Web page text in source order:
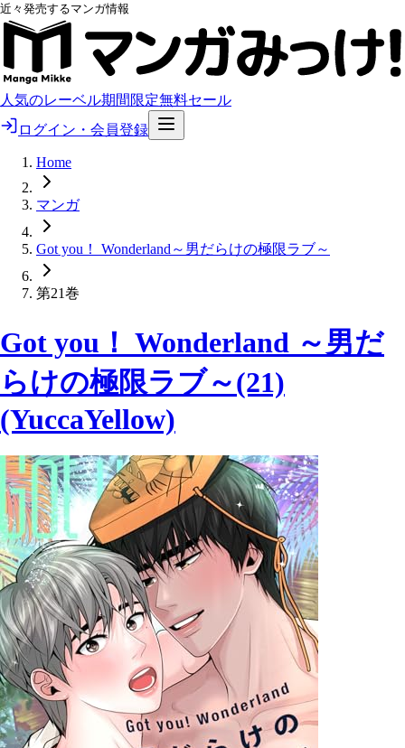
近々発売するマンガ情報
人気のレーベル期間限定無料セール
ログイン・会員登録
Home
マンガ
Got you！ Wonderland～男だらけの極限ラブ～
第21巻
Got you！ Wonderland ～男だ
らけの極限ラブ～(21)
(YuccaYellow)